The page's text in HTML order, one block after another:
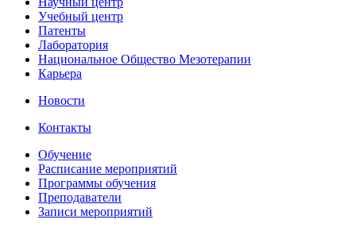
Учебный центр
Патенты
Лаборатория
Национальное Общество Мезотерапии
Карьера
Новости
Контакты
Обучение
Расписание мероприятий
Программы обучения
Преподаватели
Записи мероприятий